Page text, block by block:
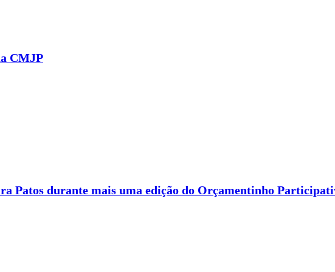
CMJP
Patos durante mais uma edição do Orçamentinho